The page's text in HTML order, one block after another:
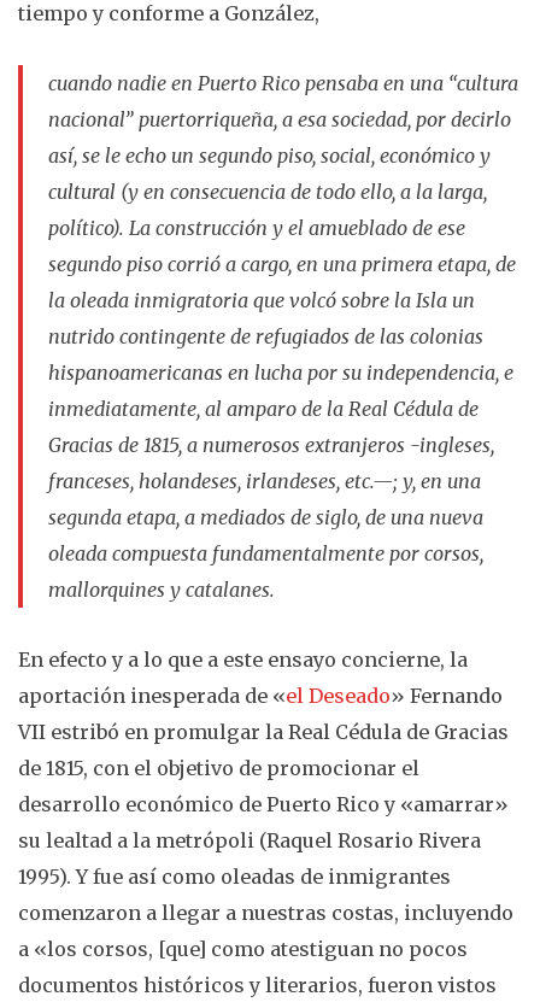
tiempo y conforme a González,
cuando nadie en Puerto Rico pensaba en una “cultura
nacional” puertorriqueña, a esa sociedad, por decirlo
así, se le echo un segundo piso, social, económico y
cultural (y en consecuencia de todo ello, a la larga,
político). La construcción y el amueblado de ese
segundo piso corrió a cargo, en una primera etapa, de
la oleada inmigratoria que volcó sobre la Isla un
nutrido contingente de refugiados de las colonias
hispanoamericanas en lucha por su independencia, e
inmediatamente, al amparo de la Real Cédula de
Gracias de 1815, a numerosos extranjeros -ingleses,
franceses, holandeses, irlandeses, etc.—; y, en una
segunda etapa, a mediados de siglo, de una nueva
oleada compuesta fundamentalmente por corsos,
mallorquines y catalanes.
En efecto y a lo que a este ensayo concierne, la
aportación inesperada de «el Deseado» Fernando
VII estribó en promulgar la Real Cédula de Gracias
de 1815, con el objetivo de promocionar el
desarrollo económico de Puerto Rico y «amarrar»
su lealtad a la metrópoli (Raquel Rosario Rivera
1995). Y fue así como oleadas de inmigrantes
comenzaron a llegar a nuestras costas, incluyendo
a «los corsos, [que] como atestiguan no pocos
documentos históricos y literarios, fueron vistos